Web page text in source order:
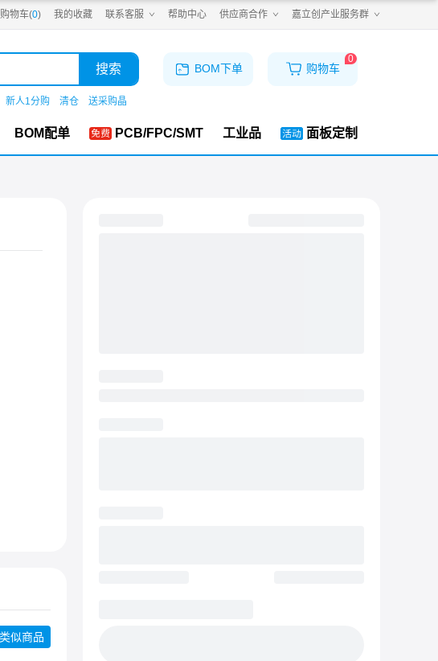
购物车(0) 我的收藏 联系客服 帮助中心 供应商合作 嘉立创产业服务群
搜索
新人1分购 清仓 送采购晶
BOM下单 购物车
0
BOM配单 PCB/FPC/SMT 工业品 面板定制
似商品